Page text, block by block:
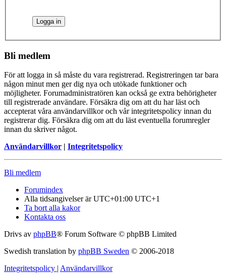
Bli medlem
För att logga in så måste du vara registrerad. Registreringen tar bara
någon minut men ger dig nya och utökade funktioner och
möjligheter. Forumadministratören kan också ge extra behörigheter
till registrerade användare. Försäkra dig om att du har läst och
accepterat våra användarvillkor och vår integritetspolicy innan du
registrerar dig. Försäkra dig om att du läst eventuella forumregler
innan du skriver något.
Användarvillkor | Integritetspolicy
Bli medlem
Forumindex
Alla tidsangivelser är UTC+01:00 UTC+1
Ta bort alla kakor
Kontakta oss
Drivs av phpBB® Forum Software © phpBB Limited
Swedish translation by phpBB Sweden © 2006-2018
Integritetspolicy | Användarvillkor